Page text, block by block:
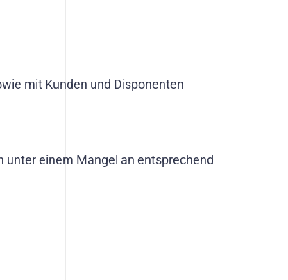
mit Kunden und Disponenten
unter einem Mangel an entsprechend